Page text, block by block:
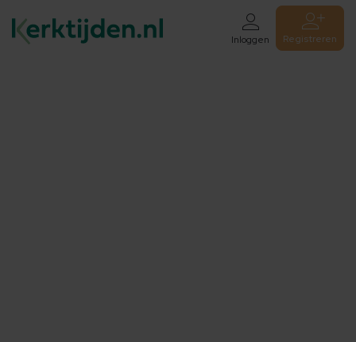
Inloggen Registreren